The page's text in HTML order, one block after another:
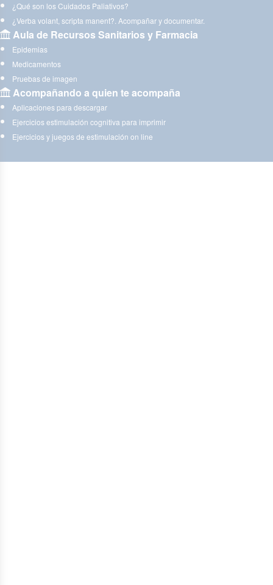
¿Qué son los Cuidados Paliativos?
¿Verba volant, scripta manent?. Acompañar y documentar.
Aula de Recursos Sanitarios y Farmacia
Epidemias
Medicamentos
Pruebas de imagen
Acompañando a quien te acompaña
Aplicaciones para descargar
Ejercicios estimulación cognitiva para imprimir
Ejercicios y juegos de estimulación on line